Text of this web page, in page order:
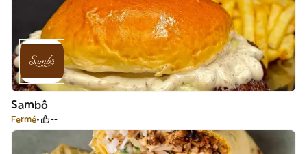
Sambô
Fermé --